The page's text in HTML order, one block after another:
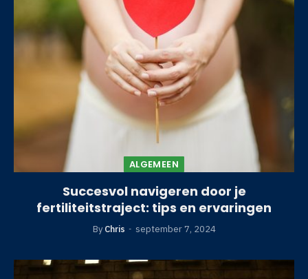
ALGEMEEN
Succesvol navigeren door je
fertiliteitstraject: tips en ervaringen
By Chris september 7, 2024